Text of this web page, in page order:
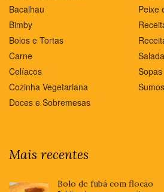
Bacalhau
Bimby
Bolos e Tortas
Carne
Celíacos
Cozinha Vegetariana
Doces e Sobremesas
Peixe
Sopas
Mais recentes
Bolo de fubá com flocão